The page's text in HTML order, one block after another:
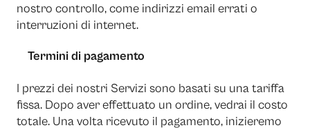
nostro controllo, come indirizzi email errati o
interruzioni di internet.
Termini di pagamento
I prezzi dei nostri Servizi sono basati su una tariffa
fissa. Dopo aver effettuato un ordine, vedrai il costo
totale. Una volta ricevuto il pagamento, inizieremo